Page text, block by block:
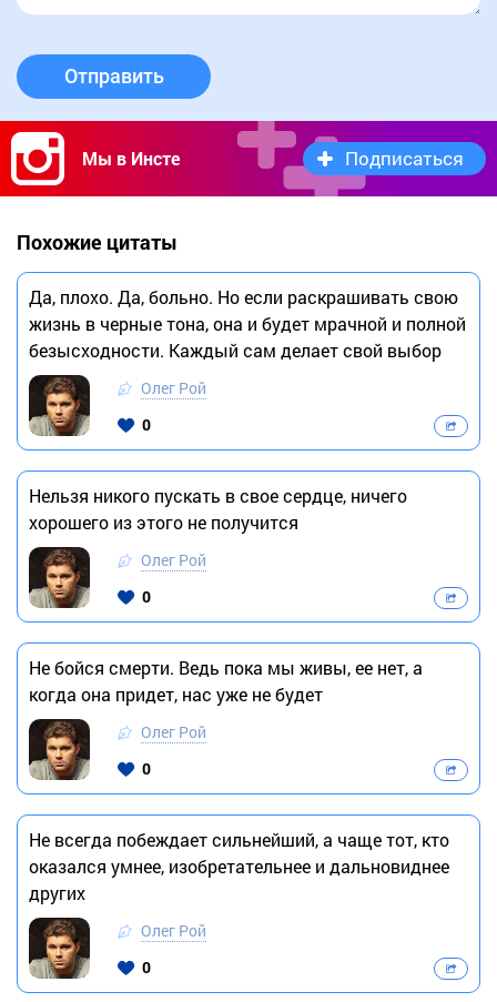
Отправить
Мы в Инсте Подписаться
Похожие цитаты
Да, плохо. Да, больно. Но если раскрашивать свою
жизнь в черные тона, она и будет мрачной и полной
безысходности. Каждый сам делает свой выбор
Олег Рой
0
Нельзя никого пускать в свое сердце, ничего
хорошего из этого не получится
Олег Рой
0
Не бойся смерти. Ведь пока мы живы, ее нет, а
когда она придет, нас уже не будет
Олег Рой
0
Не всегда побеждает сильнейший, а чаще тот, кто
оказался умнее, изобретательнее и дальновиднее
других
Олег Рой
0